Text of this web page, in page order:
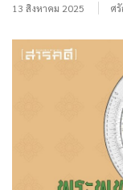
13 สิงหาคม 2025 ศ